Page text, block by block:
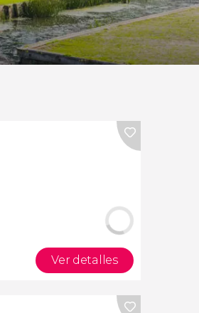
Ver detalles